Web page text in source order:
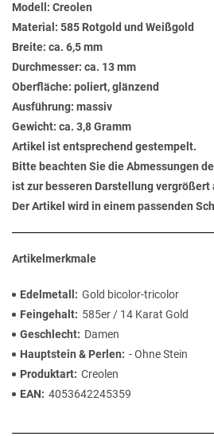
Modell: Creolen
Material: 585 Rotgold und Weißgold
Breite: ca. 6,5 mm
Durchmesser: ca. 13 mm
Oberfläche: poliert, glänzend
Ausführung: massiv
Gewicht: ca. 3,8 Gramm
Artikel ist entsprechend gestempelt.
Bitte beachten Sie die Abmessungen
ist zur besseren Darstellung vergrößert
Der Artikel wird in einem passenden
Artikelmerkmale
Edelmetall
Gold bicolor-tricolor
Feingehalt
585er / 14 Karat Gold
Geschlecht
Damen
Hauptstein & Perlen
- Ohne Stein
Produktart Creolen
EAN
4053642245359